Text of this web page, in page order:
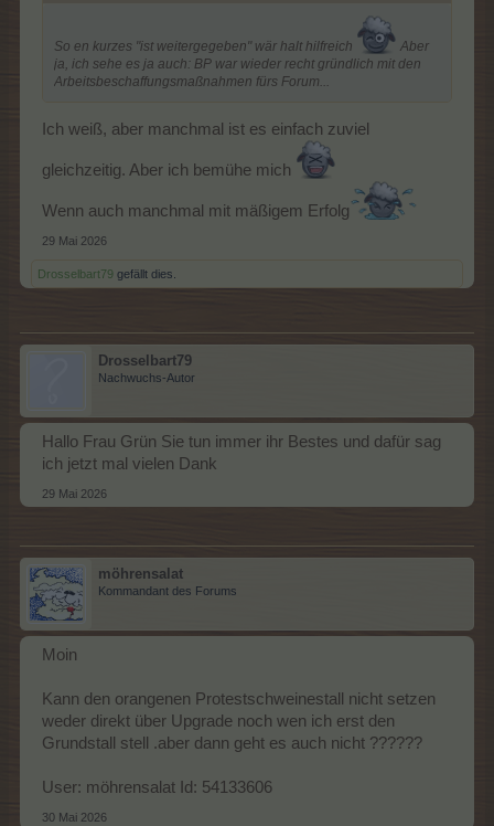
So en kurzes "ist weitergegeben" wär halt hilfreich
Aber
ja, ich sehe es ja auch: BP war wieder recht gründlich mit den
Arbeitsbeschaffungsmaßnahmen fürs Forum...
Ich weiß, aber manchmal ist es einfach zuviel
gleichzeitig. Aber ich bemühe mich
Wenn auch manchmal mit mäßigem Erfolg
29 Mai 2026
Drosselbart79 gefällt dies.
Drosselbart79
Nachwuchs-Autor
Hallo Frau Grün Sie tun immer ihr Bestes und dafür sag
ich jetzt mal vielen Dank
29 Mai 2026
möhrensalat
Kommandant des Forums
Moin
Kann den orangenen Protestschweinestall nicht setzen
weder direkt über Upgrade noch wen ich erst den
Grundstall stell .aber dann geht es auch nicht ??????
User: möhrensalat Id: 54133606
30 Mai 2026